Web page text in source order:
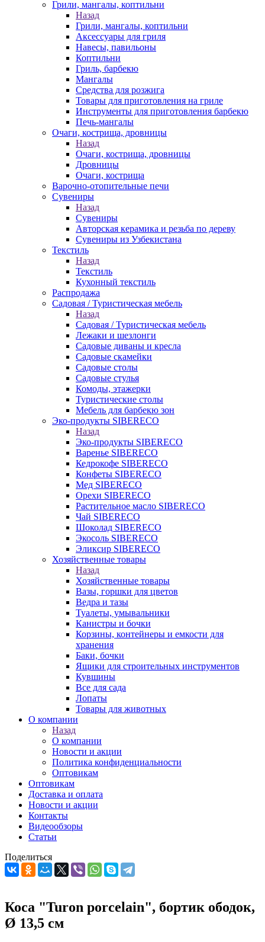
Грили, мангалы, коптильни
Назад
Грили, мангалы, коптильни
Аксессуары для гриля
Навесы, павильоны
Коптильни
Гриль, барбекю
Мангалы
Средства для розжига
Товары для приготовления на гриле
Инструменты для приготовления барбекю
Печь-мангалы
Очаги, кострища, дровницы
Назад
Очаги, кострища, дровницы
Дровницы
Очаги, кострища
Варочно-отопительные печи
Сувениры
Назад
Сувениры
Авторская керамика и резьба по дереву
Сувениры из Узбекистана
Текстиль
Назад
Текстиль
Кухонный текстиль
Распродажа
Садовая / Туристическая мебель
Назад
Садовая / Туристическая мебель
Лежаки и шезлонги
Садовые диваны и кресла
Садовые скамейки
Садовые столы
Садовые стулья
Комоды, этажерки
Туристические столы
Мебель для барбекю зон
Эко-продукты SIBERECO
Назад
Эко-продукты SIBERECO
Варенье SIBERECO
Кедрокофе SIBERECO
Конфеты SIBERECO
Мед SIBERECO
Орехи SIBERECO
Растительное масло SIBERECO
Чай SIBERECO
Шоколад SIBERECO
Экосоль SIBERECO
Эликсир SIBERECO
Хозяйственные товары
Назад
Хозяйственные товары
Вазы, горшки для цветов
Ведра и тазы
Туалеты, умывальники
Канистры и бочки
Корзины, контейнеры и емкости для
хранения
Баки, бочки
Ящики для строительных инструментов
Кувшины
Все для сада
Лопаты
Товары для животных
О компании
Назад
О компании
Новости и акции
Политика конфиденциальности
Оптовикам
Оптовикам
Доставка и оплата
Новости и акции
Контакты
Видеообзоры
Статьи
Поделиться
Коса "Turon porcelain", бортик ободок,
Ø 13,5 см